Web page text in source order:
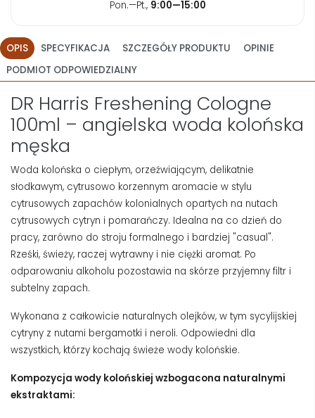
Pon.—Pt., 9:00—15:00
OPIS SPECYFIKACJA SZCZEGÓŁY PRODUKTU
OPINIE
PODMIOT ODPOWIEDZIALNY
DR Harris Freshening Cologne
100ml – angielska woda kolońska
męska
Woda kolońska o ciepłym, orzeźwiającym, delikatnie
słodkawym, cytrusowo korzennym aromacie w stylu
cytrusowych zapachów kolonialnych opartych na nutach
cytrusowych cytryn i pomarańczy. Idealna na co dzień do
pracy, zarówno do stroju formalnego i bardziej "casual".
Rześki, świeży, raczej wytrawny i nie ciężki aromat. Po
odparowaniu alkoholu pozostawia na skórze przyjemny filtr i
subtelny zapach.
Wykonana z całkowicie naturalnych olejków, w tym sycylijskiej
cytryny z nutami bergamotki i neroli. Odpowiedni dla
wszystkich, którzy kochają świeże wody kolońskie.
Kompozycja wody kolońskiej wzbogacona naturalnymi
ekstraktami: